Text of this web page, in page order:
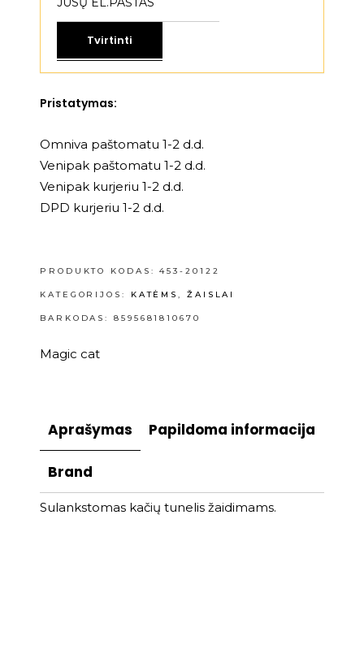
Tvirtinti
Pristatymas:
Omniva paštomatu 1-2 d.d.
Venipak paštomatu 1-2 d.d.
Venipak kurjeriu 1-2 d.d.
DPD kurjeriu 1-2 d.d.
PRODUKTO KODAS:453-20122
KATEGORIJOS: KATĖMS, ŽAISLAI
BARKODAS: 8595681810670
Magic cat
Aprašymas Papildoma informacija
Brand
Sulankstomas kačių tunelis žaidimams.